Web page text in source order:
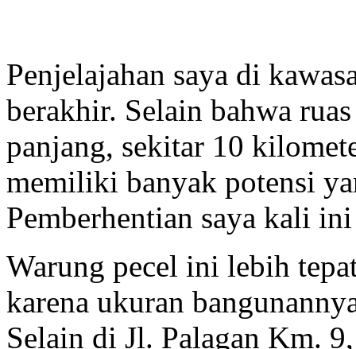
Penjelajahan saya di
berakhir. Selain bahwa
panjang, sekitar 10
memiliki banyak potensi
Pemberhentian saya kali
Warung pecel ini lebih
karena ukuran
Selain di Jl. Palagan Km.